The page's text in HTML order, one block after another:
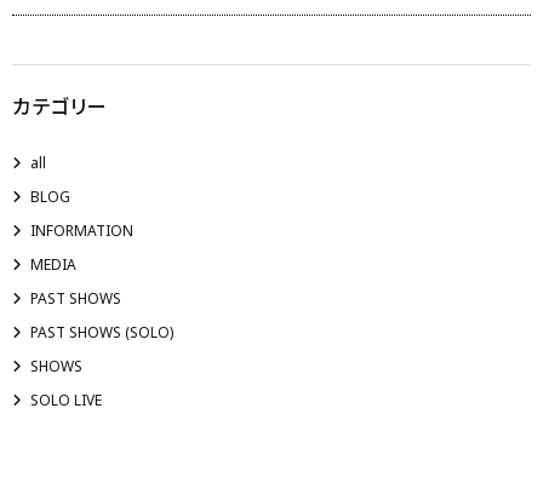
カテゴリー
all
BLOG
INFORMATION
MEDIA
PAST SHOWS
PAST SHOWS (SOLO)
SHOWS
SOLO LIVE